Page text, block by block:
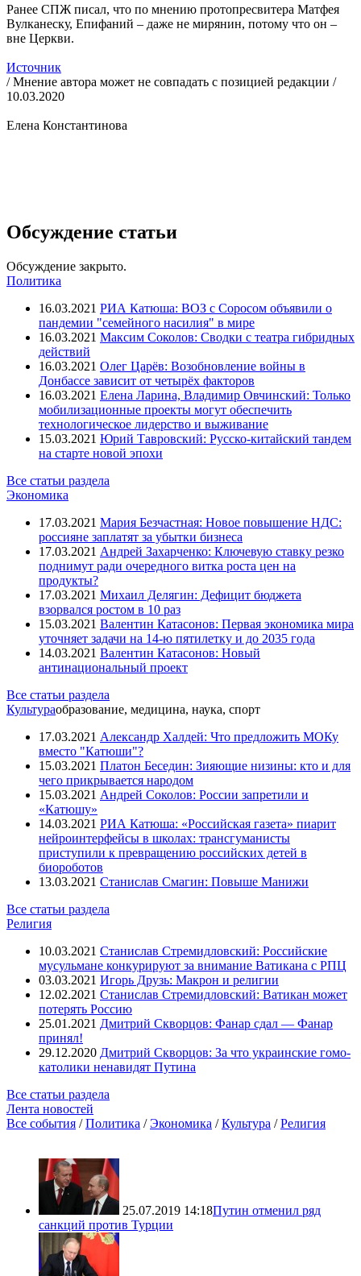
Ранее СПЖ писал, что по мнению протопресвитера Матфея
Вулканеску, Епифаний – даже не мирянин, потому что он –
вне Церкви.
Источник
/ Мнение автора может не совпадать с позицией редакции /
10.03.2020
Елена Константинова
Обсуждение статьи
Обсуждение закрыто.
Политика
16.03.2021 РИА Катюша: ВОЗ с Соросом объявили о
пандемии "семейного насилия" в мире
16.03.2021 Максим Соколов: Сводки с театра гибридных
действий
16.03.2021 Олег Царёв: Возобновление войны в
Донбассе зависит от четырёх факторов
16.03.2021 Елена Ларина, Владимир Овчинский: Только
мобилизационные проекты могут обеспечить
технологическое лидерство и выживание
15.03.2021 Юрий Тавровский: Русско-китайский тандем
на старте новой эпохи
Все статьи раздела
Экономика
17.03.2021 Мария Безчастная: Новое повышение НДС:
россияне заплатят за убытки бизнеса
17.03.2021 Андрей Захарченко: Ключевую ставку резко
поднимут ради очередного витка роста цен на
продукты?
17.03.2021 Михаил Делягин: Дефицит бюджета
взорвался ростом в 10 раз
15.03.2021 Валентин Катасонов: Первая экономика мира
уточняет задачи на 14-ю пятилетку и до 2035 года
14.03.2021 Валентин Катасонов: Новый
антинациональный проект
Все статьи раздела
Культураобразование, медицина, наука, спорт
17.03.2021 Александр Халдей: Что предложить МОКу
вместо "Катюши"?
15.03.2021 Платон Беседин: Зияющие низины: кто и для
чего прикрывается народом
15.03.2021 Андрей Соколов: России запретили и
«Катюшу»
14.03.2021 РИА Катюша: «Российская газета» пиарит
нейроинтерфейсы в школах: трансгуманисты
приступили к превращению российских детей в
биороботов
13.03.2021 Станислав Смагин: Повыше Манижи
Все статьи раздела
Религия
10.03.2021 Станислав Стремидловский: Российские
мусульмане конкурируют за внимание Ватикана с РПЦ
03.03.2021 Игорь Друзь: Макрон и религии
12.02.2021 Станислав Стремидловский: Ватикан может
потерять Россию
25.01.2021 Дмитрий Скворцов: Фанар сдал — Фанар
принял!
29.12.2020 Дмитрий Скворцов: За что украинские гомо-
католики ненавидят Путина
Все статьи раздела
Лента новостей
Все события /Политика /Экономика /Культура /Религия
25.07.2019 14:18Путин отменил ряд
санкций против Турции